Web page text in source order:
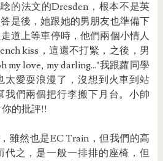
的法文的Dresden，根本不是英
是後，她跟她的男朋友也準備下
道上等車停時，他們兩個小情人
kiss，這還不打緊，之後，男
my love, my darling..."我跟蘿同學
太愛耍浪漫了，沒想到火車到站
我們兩個把行李搬下月台。小帥
的批評!!
雖然也是EC Train，但我們的高
代之，是一般一排排的座椅，但